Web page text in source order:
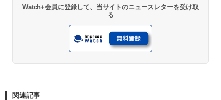
Watch+会員に登録して、当サイトのニュースレターを受け取
る
関連記事